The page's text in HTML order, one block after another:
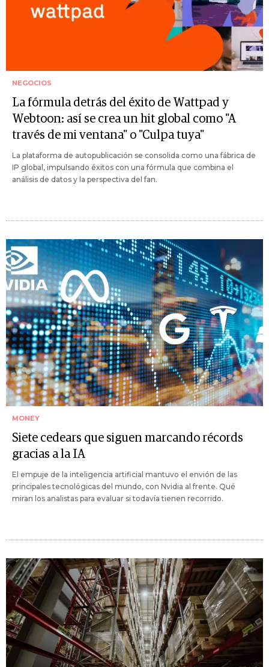
NEGOCIOS
La fórmula detrás del éxito de Wattpad y
Webtoon: así se crea un hit global como "A
través de mi ventana" o "Culpa tuya"
La plataforma de autopublicación se consolida como una fábrica de
IP global, impulsando éxitos con una fórmula que combina el
análisis de datos y la perspectiva del fan.
MONEY
Siete cedears que siguen marcando récords
gracias a la IA
El empuje de la inteligencia artificial mantuvo el envión de las
principales tecnológicas del mundo, con Nvidia al frente. Qué
miran los analistas para evaluar si todavía tienen recorrido.